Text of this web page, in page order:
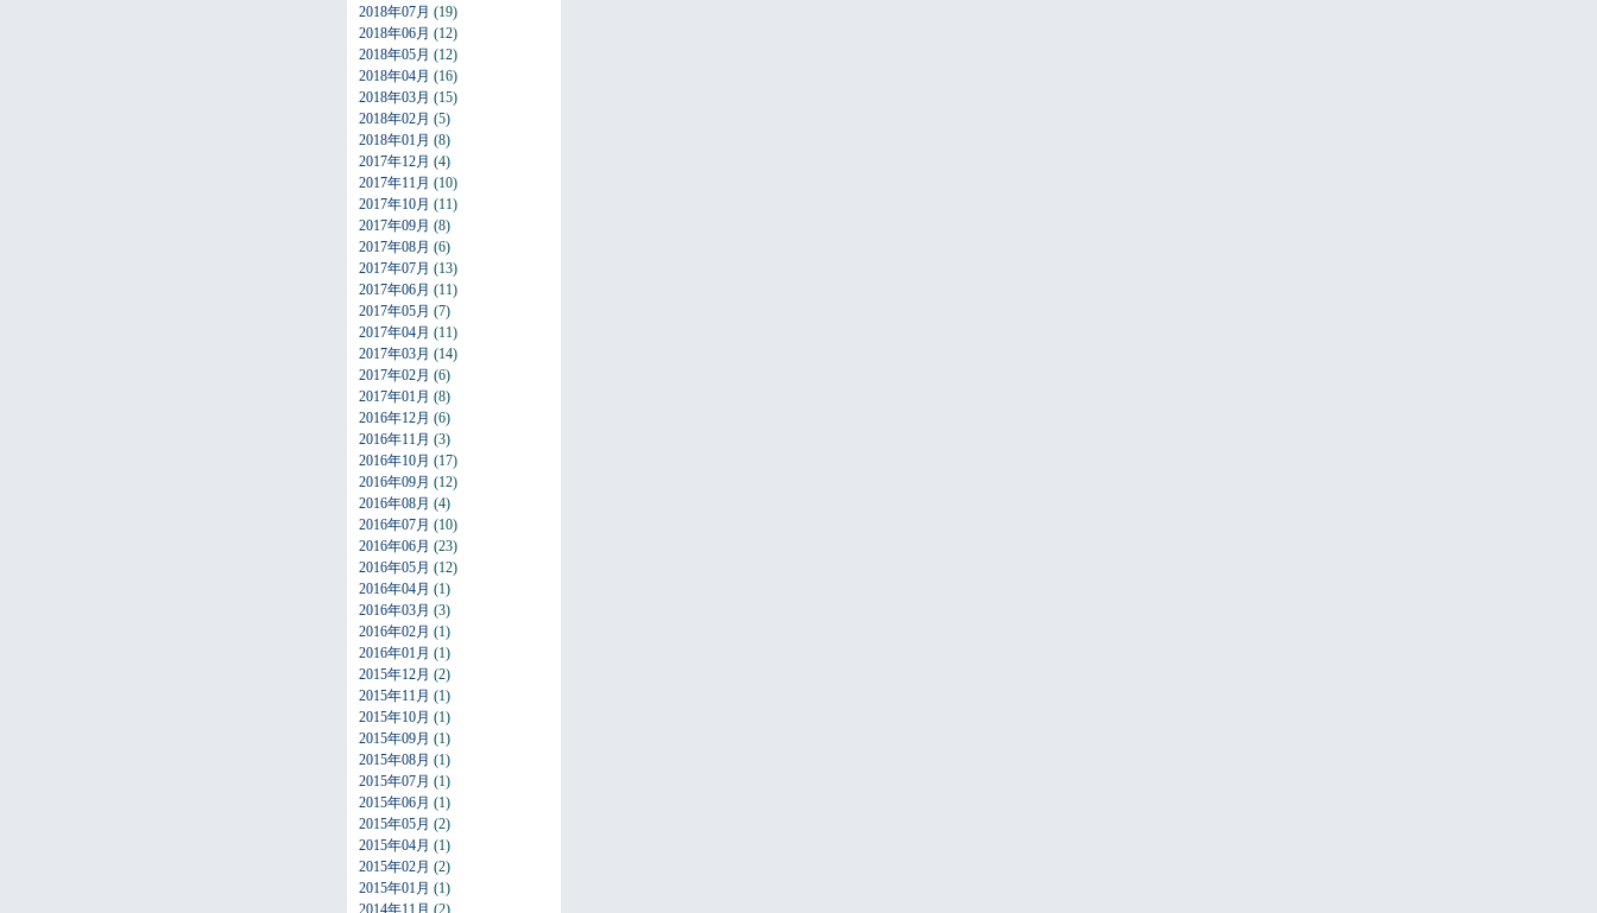
2018年07月 (19)
2018年06月 (12)
2018年05月 (12)
2018年04月 (16)
2018年03月 (15)
2018年02月 (5)
2018年01月 (8)
2017年12月 (4)
2017年11月 (10)
2017年10月 (11)
2017年09月 (8)
2017年08月 (6)
2017年07月 (13)
2017年06月 (11)
2017年05月 (7)
2017年04月 (11)
2017年03月 (14)
2017年02月 (6)
2017年01月 (8)
2016年12月 (6)
2016年11月 (3)
2016年10月 (17)
2016年09月 (12)
2016年08月 (4)
2016年07月 (10)
2016年06月 (23)
2016年05月 (12)
2016年04月 (1)
2016年03月 (3)
2016年02月 (1)
2016年01月 (1)
2015年12月 (2)
2015年11月 (1)
2015年10月 (1)
2015年09月 (1)
2015年08月 (1)
2015年07月 (1)
2015年06月 (1)
2015年05月 (2)
2015年04月 (1)
2015年02月 (2)
2015年01月 (1)
2014年11月 (2)